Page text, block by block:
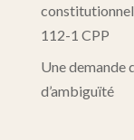
112-1 CPP
Une demande
d’ambiguïté